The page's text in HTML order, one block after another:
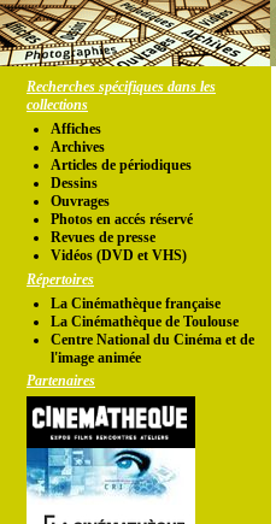
Recherches spécifiques dans les
collections
Affiches
Archives
Articles de périodiques
Dessins
Ouvrages
Photos en accés réservé
Revues de presse
Vidéos (DVD et VHS)
Répertoires
La Cinémathèque française
La Cinémathèque de Toulouse
Centre National du Cinéma et de
l'image animée
Partenaires